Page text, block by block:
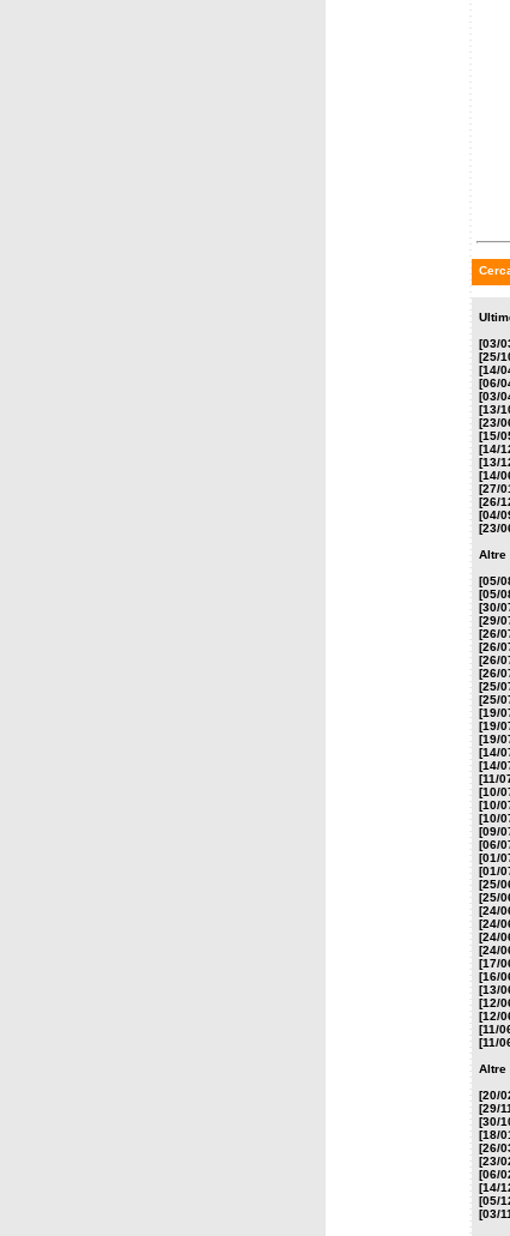
[03/
[25/
[14/
[06/
[03/
[13/
[23/
[15/
[14/
[13/
[14/
[27/
[26/
[04/
[23/
Altre
[05/
[05/
[30/
[29/
[26/
[26/
[26/
[26/
[25/
[25/
[19/
[19/
[19/
[14/
[14/
[11/
[10/
[10/
[10/
[09/
[06/
[01/
[01/
[25/
[25/
[24/
[24/
[24/
[24/
[17/
[16/
[13/
[12/
[12/
[11/
[11/
Altre
[20/
[29/
[30/
[18/
[26/
[23/
[06/
[14/
[05/
[03/